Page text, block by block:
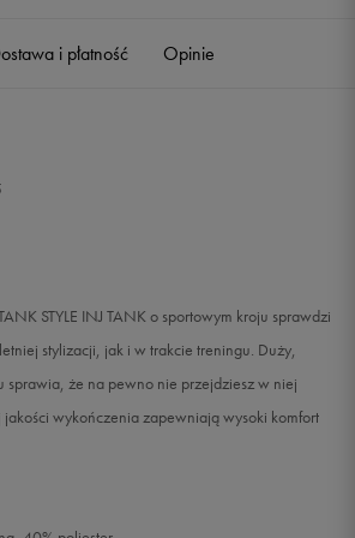
o dostępności
i płatność Opinie
STYLE INJ TANK o sportowym kroju sprawdzi
stylizacji, jak i w trakcie treningu. Duży,
sprawia, że na pewno nie przejdziesz w niej
jakości wykończenia zapewniają wysoki komfort